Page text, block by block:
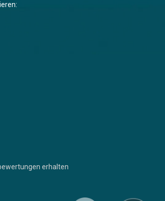
erhalten